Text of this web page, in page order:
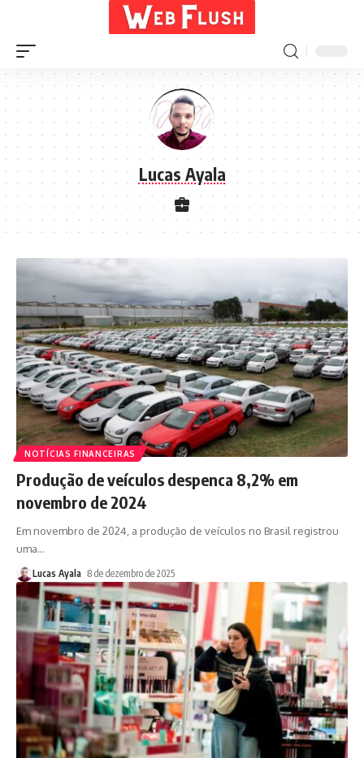
Lucas Ayala
NOTÍCIAS FINANCEIRAS
Produção de veículos despenca 8,2% em
novembro de 2024
Em novembro de 2024, a produção de veículos no Brasil registrou
uma…
Lucas Ayala 8 de dezembro de 2025